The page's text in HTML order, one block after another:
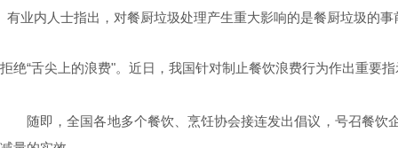
有业内人士指出，对餐厨垃圾处理产生重大影响的是餐厨垃圾的
拒绝“舌尖上的浪费"。近日，我国针对制止餐饮浪费行为作出重要
随即，全国各地多个餐饮、烹饪协会接连发出倡议，号召餐饮